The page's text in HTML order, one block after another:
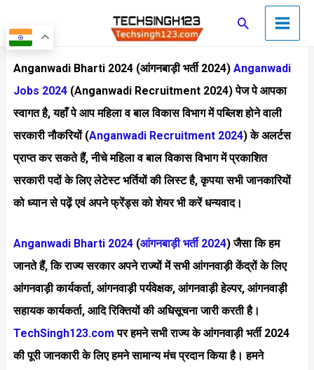
to
SearchMain
Menu
Anganwadi Bharti 2024 (आंगनबाड़ी भर्ती 2024) Anganwadi
Jobs 2024 (Anganwadi Recruitment 2024) पेज पे आपका
स्वागत है, यहाँ पे आप महिला व बाल विकास विभाग में पब्लिश होने वाली
सरकारी नौकरियों (AnganwadiRecruitment2024) के अलर्टस
प्राप्त कर सकते हैं, नीचे महिला व बाल विकास विभाग में प्रकाशित
सरकारी पदों के लिए लेटेस्ट भर्तियों की लिस्ट है, कृपया सभी जानकारियों
को ध्यान से पढ़ें एवं अपने फ्रेंड्स को शेयर भी करें धन्यवाद।
Anganwadi Bharti 2024(आंगनबाड़ी भर्ती 2024) जैसा कि हम
जानते हैं, कि राज्य सरकार अपने राज्यों में सभी आंगनवाड़ी केंद्रों के लिए
आंगनवाड़ी कार्यकर्ता, आंगनवाड़ी पर्यवेक्षक, आंगनवाड़ी हेल्पर, आंगनवाड़ी
सहायक कार्यकर्ता, आदि रिक्तियों की अधिसूचना जारी करती है।
TechSingh123.com पर हमने सभी राज्य के आंगनवाड़ी भर्ती 2024
की पूरी जानकारी के लिए हमने सामान्य मंच प्रदान किया है।हमने